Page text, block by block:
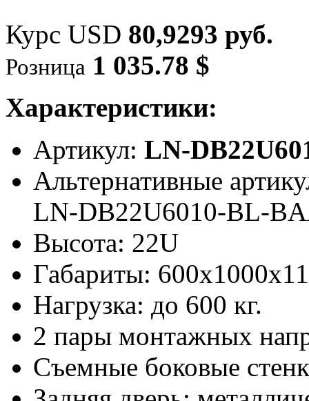
Курс USD 80,9293 руб.
Розница 1 035.78 $
Характеристики:
Артикул: LN-
Альтернативные
LN-DB22U6010-BL-
Высота: 22U
Габариты:
Нагрузка: до 600 кг.
2 пары монтажных
Съемные боковые